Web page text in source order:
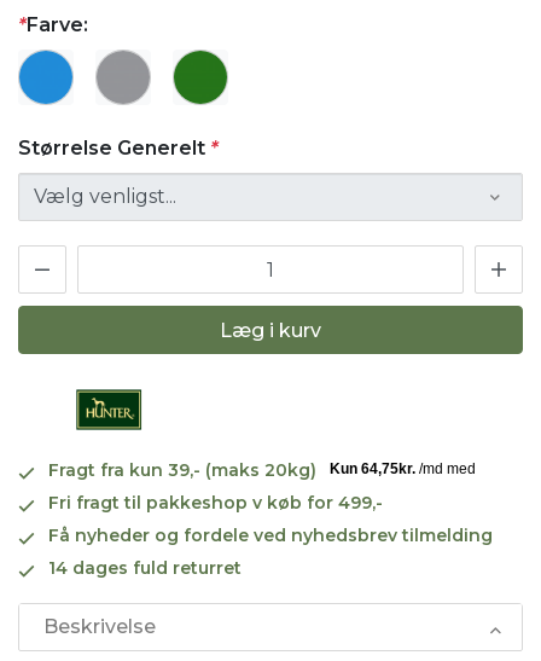
*Farve:
Størrelse Generelt *
Læg i kurv
Fragt fra kun 39,- (maks 20kg)
Fri fragt til pakkeshop v køb for 499,-
Få nyheder og fordele ved nyhedsbrev tilmelding
14 dages fuld returret
Beskrivelse